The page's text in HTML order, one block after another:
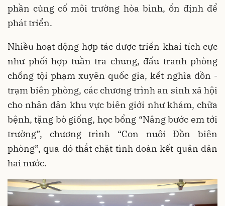
phần củng cố môi trường hòa bình, ổn định để
phát triển.
Nhiều hoạt động hợp tác được triển khai tích cực
như phối hợp tuần tra chung, đấu tranh phòng
chống tội phạm xuyên quốc gia, kết nghĩa đồn -
trạm biên phòng, các chương trình an sinh xã hội
cho nhân dân khu vực biên giới như khám, chữa
bệnh, tặng bò giống, học bổng “Nâng bước em tới
trường”, chương trình “Con nuôi Đồn biên
phòng”, qua đó thắt chặt tình đoàn kết quân dân
hai nước.